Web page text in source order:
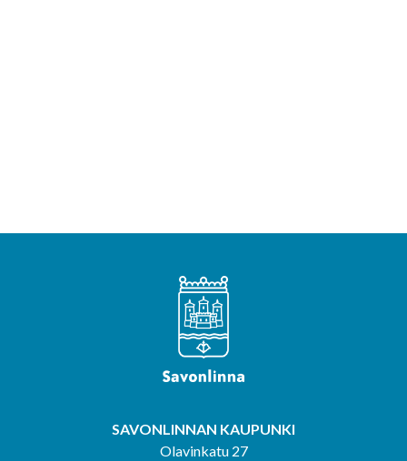
SAVONLINNAN KAUPUNKI
Olavinkatu 27